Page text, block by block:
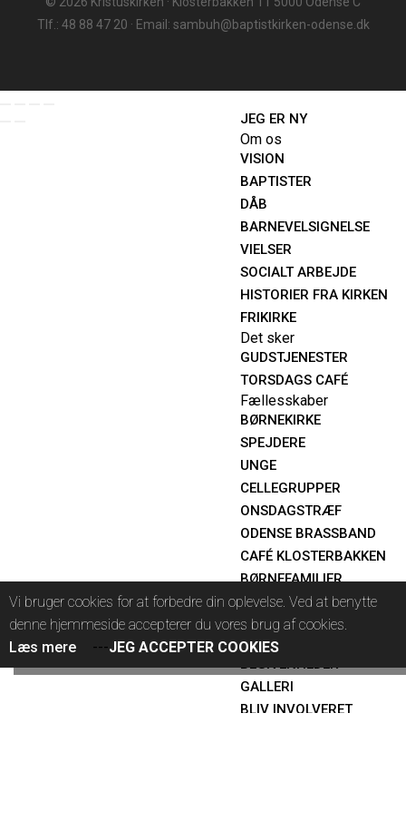
Tlf.: 48 88 47 20 · Email: sambuh@baptistkirken-odense.dk
Vi bruger cookies for at forbedre din oplevelse. Ved at benytte
denne hjemmeside accepterer du vores brug af cookies.
Læs mere
---JEG ACCEPTER COOKIES
JEG ER NY
Om os
VISION
BAPTISTER
DÅB
BARNEVELSIGNELSE
VIELSER
SOCIALT ARBEJDE
HISTORIER FRA KIRKEN
FRIKIRKE
Det sker
GUDSTJENESTER
TORSDAGS CAFÉ
Fællesskaber
BØRNEKIRKE
SPEJDERE
UNGE
CELLEGRUPPER
ONSDAGSTRÆF
ODENSE BRASSBAND
CAFÉ KLOSTERBAKKEN
BØRNEFAMILIER
Følg med
PRÆDIKENER
MEDDELELSER
BEGIVENHEDER
GALLERI
BLIV INVOLVERET